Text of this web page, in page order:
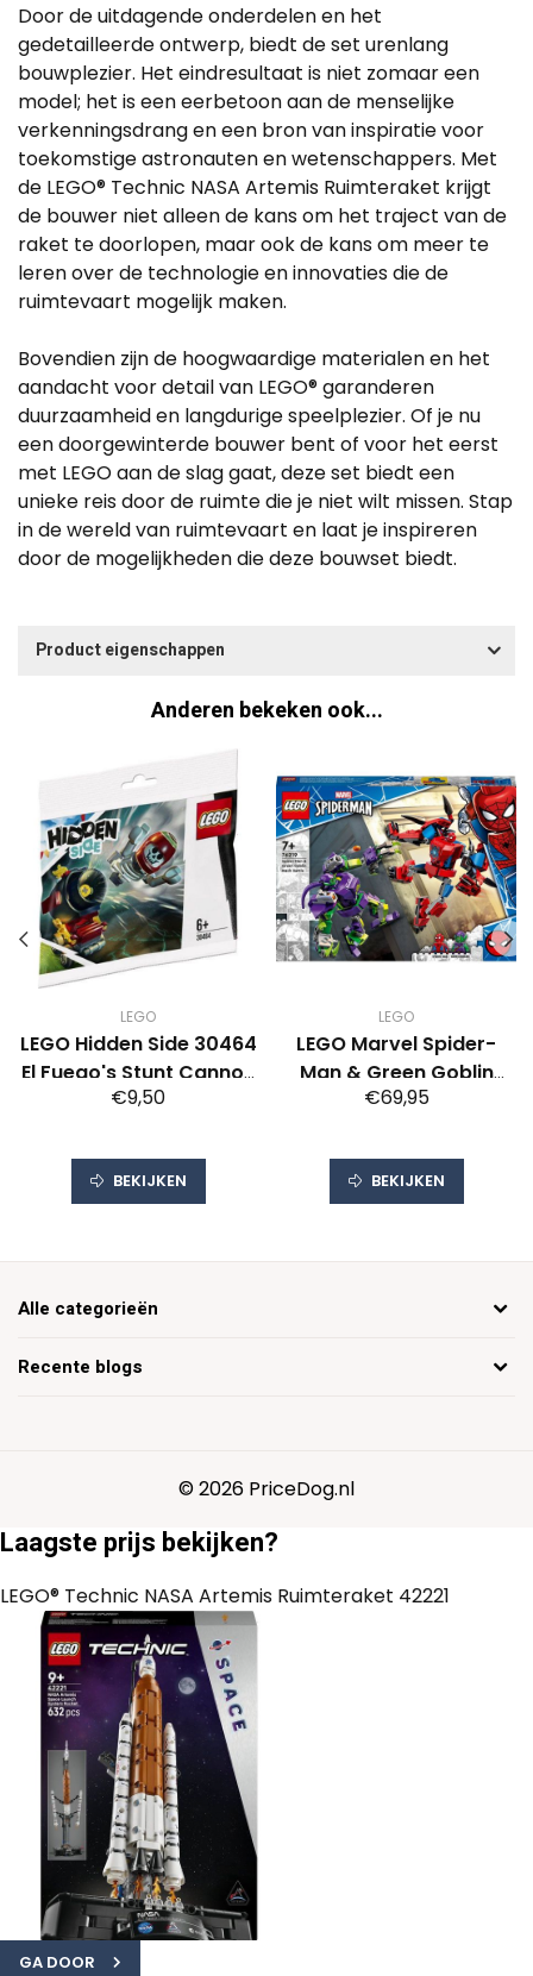
Door de uitdagende onderdelen en het
gedetailleerde ontwerp, biedt de set urenlang
bouwplezier. Het eindresultaat is niet zomaar een
model; het is een eerbetoon aan de menselijke
verkenningsdrang en een bron van inspiratie voor
toekomstige astronauten en wetenschappers. Met
de LEGO® Technic NASA Artemis Ruimteraket krijgt
de bouwer niet alleen de kans om het traject van de
raket te doorlopen, maar ook de kans om meer te
leren over de technologie en innovaties die de
ruimtevaart mogelijk maken.
Bovendien zijn de hoogwaardige materialen en het
aandacht voor detail van LEGO® garanderen
duurzaamheid en langdurige speelplezier. Of je nu
een doorgewinterde bouwer bent of voor het eerst
met LEGO aan de slag gaat, deze set biedt een
unieke reis door de ruimte die je niet wilt missen. Stap
in de wereld van ruimtevaart en laat je inspireren
door de mogelijkheden die deze bouwset biedt.
Product eigenschappen
Anderen bekeken ook...
LEGO
LEGO Hidden Side 30464
El Fuego's Stunt Cannon
(Polybag)
€9,50
BEKIJKEN
LEGO
LEGO Marvel Spider-
Man & Green Goblin
Mechagevecht
€69,95
BEKIJKEN
Recente blogs
Alle categorieën
© 2026 PriceDog.nl
Laagste prijs bekijken?
LEGO® Technic NASA Artemis Ruimteraket 42221
GA DOOR